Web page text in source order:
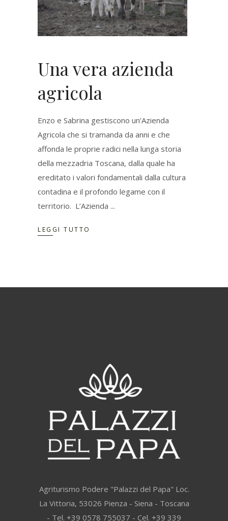
Una vera azienda
agricola
Enzo e Sabrina gestiscono un’Azienda
Agricola che si tramanda da anni e che
affonda le proprie radici nella lunga storia
della mezzadria Toscana, dalla quale ha
ereditato i valori fondamentali dalla cultura
contadina e il profondo legame con il
territorio. L’Azienda
LEGGI TUTTO
Agriturismo Podere "Palazzi del Papa" Loc.
La Vittoria, 53026 Pienza - Siena - Toscana
- Tel. +39 0578 755037 - Cel. +39 339